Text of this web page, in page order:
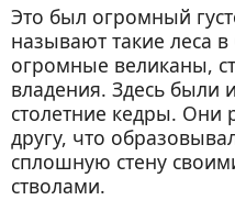
Это был огромный
называют такие леса
огромные великаны,
владения. Здесь были
столетние кедры. Они
другу, что
сплошную стену
стволами.